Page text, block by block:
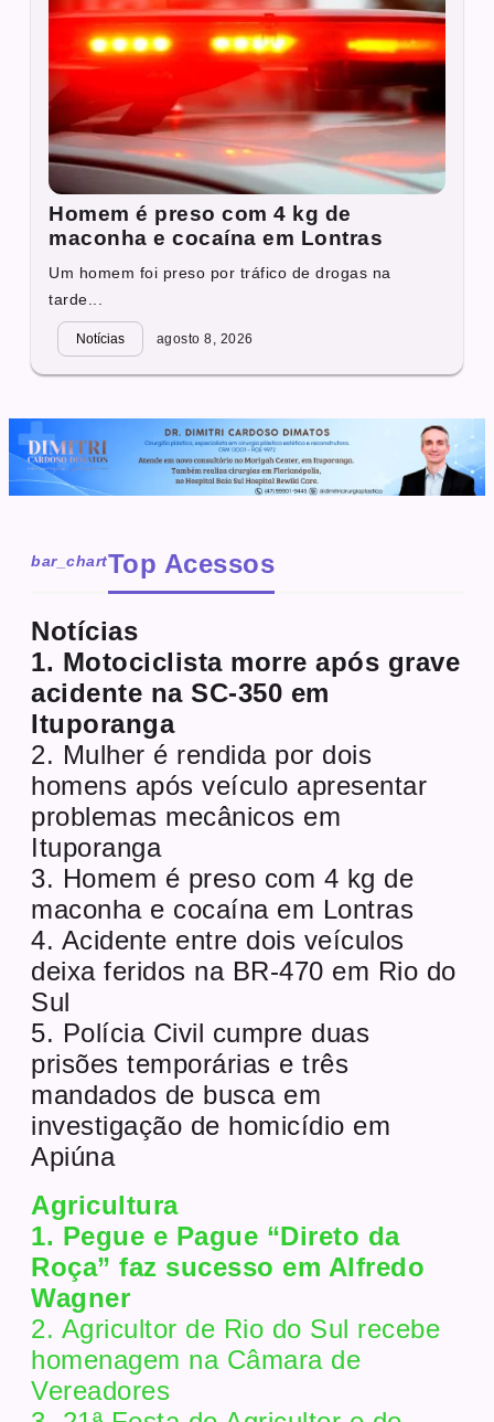
Homem é preso com 4 kg de
maconha e cocaína em Lontras
Um homem foi preso por tráfico de drogas na
tarde...
Notícias agosto 8, 2026
bar_chartTop Acessos
Notícias
1. Motociclista morre após grave
acidente na SC-350 em
Ituporanga
2. Mulher é rendida por dois
homens após veículo apresentar
problemas mecânicos em
Ituporanga
3. Homem é preso com 4 kg de
maconha e cocaína em Lontras
4. Acidente entre dois veículos
deixa feridos na BR-470 em Rio do
Sul
5. Polícia Civil cumpre duas
prisões temporárias e três
mandados de busca em
investigação de homicídio em
Apiúna
Agricultura
1. Pegue e Pague “Direto da
Roça” faz sucesso em Alfredo
Wagner
2. Agricultor de Rio do Sul recebe
homenagem na Câmara de
Vereadores